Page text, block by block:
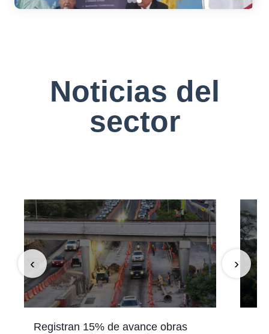
Noticias del
sector
‹
Registran 15% de avance obras
›